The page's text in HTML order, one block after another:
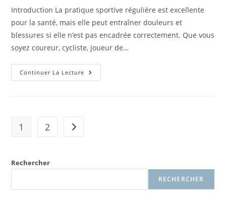
la
publication :
Introduction La pratique sportive régulière est excellente
pour la santé, mais elle peut entraîner douleurs et
blessures si elle n’est pas encadrée correctement. Que vous
soyez coureur, cycliste, joueur de…
Continuer La Lecture Ostéopathie
Et
1 2 Aller à la page suivante
Rechercher
RECHERCHER